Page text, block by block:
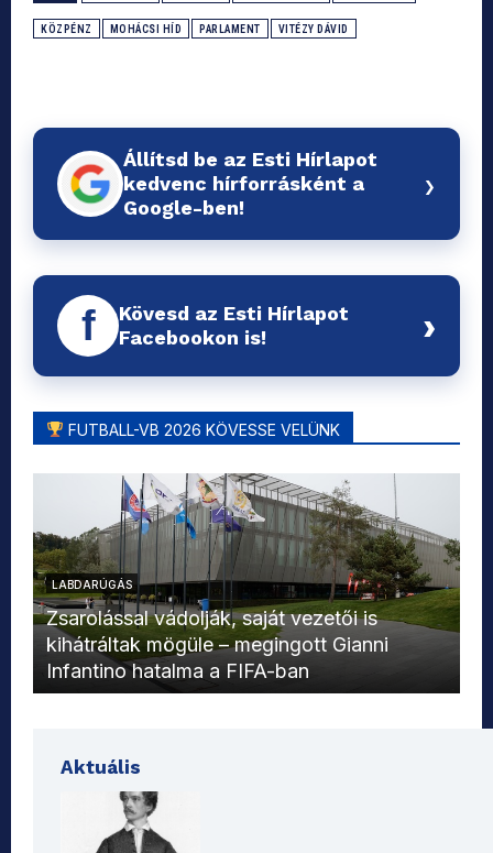
KÖZPÉNZ MOHÁCSI HÍD PARLAMENT VITÉZY DÁVID
Állítsd be az Esti Hírlapot
kedvenc hírforrásként a
Google-ben!
›
f
Kövesd az Esti Hírlapot
Facebookon is!
›
FUTBALL-VB 2026 KÖVESSE VELÜNK
LABDARÚGÁS
Zsarolással vádolják, saját vezetői is
kihátráltak mögüle – megingott Gianni
Infantino hatalma a FIFA-ban
Aktuális